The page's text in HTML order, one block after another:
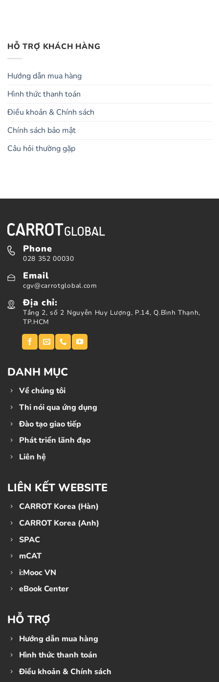
HỖ TRỢ KHÁCH HÀNG
Hướng dẫn mua hàng
Hình thức thanh toán
Điều khoản & Chính sách
Chính sách bảo mật
Câu hỏi thường gặp
Phone
028 352 00030
Email
cgv@carrotglobal.com
Địa chỉ:
Tầng 2, số 2 Nguyễn Huy Lượng, P.14, Q.Bình Thạnh,
TP.HCM
DANH MỤC
Về chúng tôi
Thi nói qua ứng dụng
Đào tạo giao tiếp
Phát triển lãnh đạo
Liên hệ
LIÊN KẾT WEBSITE
CARROT Korea (Hàn)
CARROT Korea (Anh)
SPAC
mCAT
i:Mooc VN
eBook Center
HỖ TRỢ
Hướng dẫn mua hàng
Hình thức thanh toán
Điều khoản & Chính sách